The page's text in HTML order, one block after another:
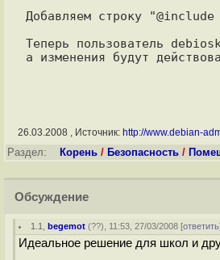
Добавляем строку
Теперь пользователь
26.03.2008 , Источник: http://www.debian-
Раздел: Корень / Безопасность /
Обсуждение
1.1 ,begemot (??), 11:53, 27/03/2008 [ответить
Идеальное решение для школ и